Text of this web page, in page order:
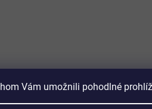
Vám umožnili pohodlné